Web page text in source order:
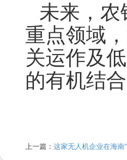
未来，
重点领域
关运作及
的有机结
上一篇： 这家无人机企业在海南“